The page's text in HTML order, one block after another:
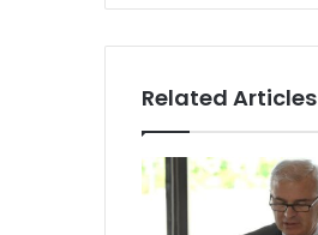
Related Articles